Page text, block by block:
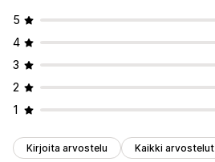
5
4
3
2
1
Kirjoita arvostelu Kaikki arvostelut